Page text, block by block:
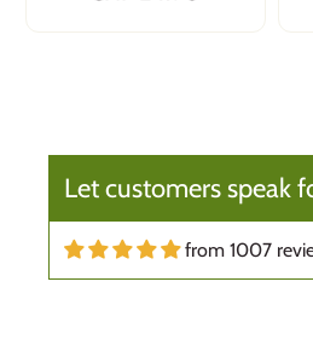
Let customers speak
from 1007
Produkten, top Qualität.
Gerne wieder!